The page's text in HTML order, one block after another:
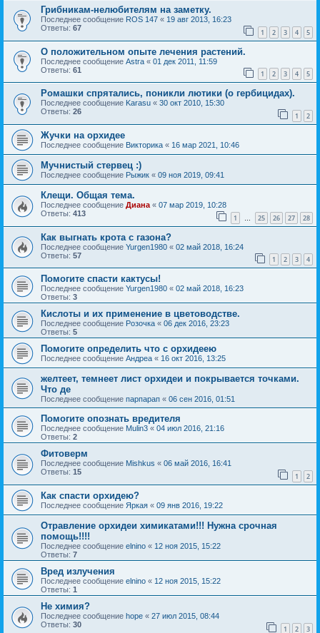
Грибникам-нелюбителям на заметку.
Последнее сообщение ROS 147 « 19 авг 2013, 16:23
Ответы: 67 1 2 3 4 5
О положительном опыте лечения растений.
Последнее сообщение Astra « 01 дек 2011, 11:59
Ответы: 61 1 2 3 4 5
Ромашки спрятались, поникли лютики (о гербицидах).
Последнее сообщение Karasu « 30 окт 2010, 15:30
Ответы: 26 1 2
Жучки на орхидее
Последнее сообщение Викторика « 16 мар 2021, 10:46
Мучнистый стервец :)
Последнее сообщение Рыжик « 09 ноя 2019, 09:41
Клещи. Общая тема.
Последнее сообщение Диана « 07 мар 2019, 10:28
Ответы: 413 1 … 25 26 27 28
Как выгнать крота с газона?
Последнее сообщение Yurgen1980 « 02 май 2018, 16:24
Ответы: 57 1 2 3 4
Помогите спасти кактусы!
Последнее сообщение Yurgen1980 « 02 май 2018, 16:23
Ответы: 3
Кислоты и их применение в цветоводстве.
Последнее сообщение Розочка « 06 дек 2016, 23:23
Ответы: 5
Помогите определить что с орхидеею
Последнее сообщение Андреа « 16 окт 2016, 13:25
желтеет, темнеет лист орхидеи и покрывается точками.
Что де
Последнее сообщение парпарап « 06 сен 2016, 01:51
Помогите опознать вредителя
Последнее сообщение Mulin3 « 04 июл 2016, 21:16
Ответы: 2
Фитоверм
Последнее сообщение Mishkus « 06 май 2016, 16:41
Ответы: 15 1 2
Как спасти орхидею?
Последнее сообщение Яркая « 09 янв 2016, 19:22
Отравление орхидеи химикатами!!! Нужна срочная
помощь!!!!
Последнее сообщение elnino « 12 ноя 2015, 15:22
Ответы: 7
Вред излучения
Последнее сообщение elnino « 12 ноя 2015, 15:22
Ответы: 1
Не химия?
Последнее сообщение hope « 27 июл 2015, 08:44
Ответы: 30 1 2 3